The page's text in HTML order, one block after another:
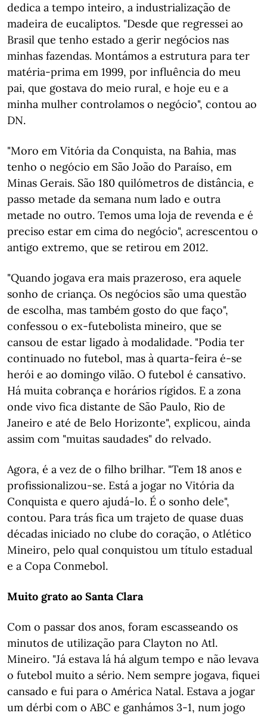
dedica a tempo inteiro, a industrialização de
madeira de eucaliptos. "Desde que regressei ao
Brasil que tenho estado a gerir negócios nas
minhas fazendas. Montámos a estrutura para ter
matéria-prima em 1999, por influência do meu
pai, que gostava do meio rural, e hoje eu e a
minha mulher controlamos o negócio", contou ao
DN.
"Moro em Vitória da Conquista, na Bahia, mas
tenho o negócio em São João do Paraíso, em
Minas Gerais. São 180 quilómetros de distância, e
passo metade da semana num lado e outra
metade no outro. Temos uma loja de revenda e é
preciso estar em cima do negócio", acrescentou o
antigo extremo, que se retirou em 2012.
"Quando jogava era mais prazeroso, era aquele
sonho de criança. Os negócios são uma questão
de escolha, mas também gosto do que faço",
confessou o ex-futebolista mineiro, que se
cansou de estar ligado à modalidade. "Podia ter
continuado no futebol, mas à quarta-feira é-se
herói e ao domingo vilão. O futebol é cansativo.
Há muita cobrança e horários rígidos. E a zona
onde vivo fica distante de São Paulo, Rio de
Janeiro e até de Belo Horizonte", explicou, ainda
assim com "muitas saudades" do relvado.
Agora, é a vez de o filho brilhar. "Tem 18 anos e
profissionalizou-se. Está a jogar no Vitória da
Conquista e quero ajudá-lo. É o sonho dele",
contou. Para trás fica um trajeto de quase duas
décadas iniciado no clube do coração, o Atlético
Mineiro, pelo qual conquistou um título estadual
e a Copa Conmebol.
Muito grato ao Santa Clara
Com o passar dos anos, foram escasseando os
minutos de utilização para Clayton no Atl.
Mineiro. "Já estava lá há algum tempo e não levava
o futebol muito a sério. Nem sempre jogava, fiquei
cansado e fui para o América Natal. Estava a jogar
um dérbi com o ABC e ganhámos 3-1, num jogo